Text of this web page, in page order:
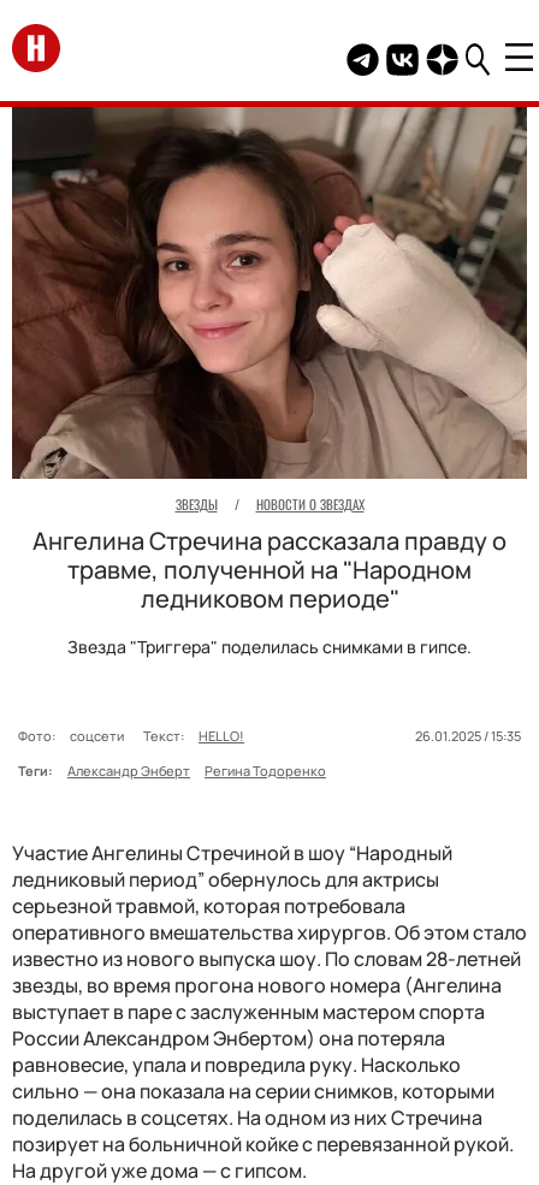
Перейти на главную
Telegram канал
Группа HELLO
Канал
ЗВЕЗДЫ / НОВОСТИ О ЗВЕЗДАХ
Ангелина Стречина рассказала правду о
травме, полученной на "Народном
ледниковом периоде"
Звезда "Триггера" поделилась снимками в гипсе.
Фото: соцсети Текст: HELLO!
26.01.2025 / 15:35
Теги:
Александр Энберт Регина Тодоренко
Участие Ангелины Стречиной в шоу “Народный
ледниковый период” обернулось для актрисы
серьезной травмой, которая потребовала
оперативного вмешательства хирургов. Об этом стало
известно из нового выпуска шоу. По словам 28-летней
звезды, во время прогона нового номера (Ангелина
выступает в паре с заслуженным мастером спорта
России Александром Энбертом) она потеряла
равновесие, упала и повредила руку. Насколько
сильно — она показала на серии снимков, которыми
поделилась в соцсетях. На одном из них Стречина
позирует на больничной койке с перевязанной рукой.
На другой уже дома — с гипсом.